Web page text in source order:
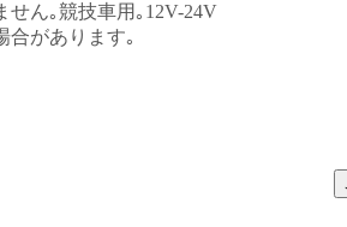
せん｡競技車用｡12V-24V
合があります｡